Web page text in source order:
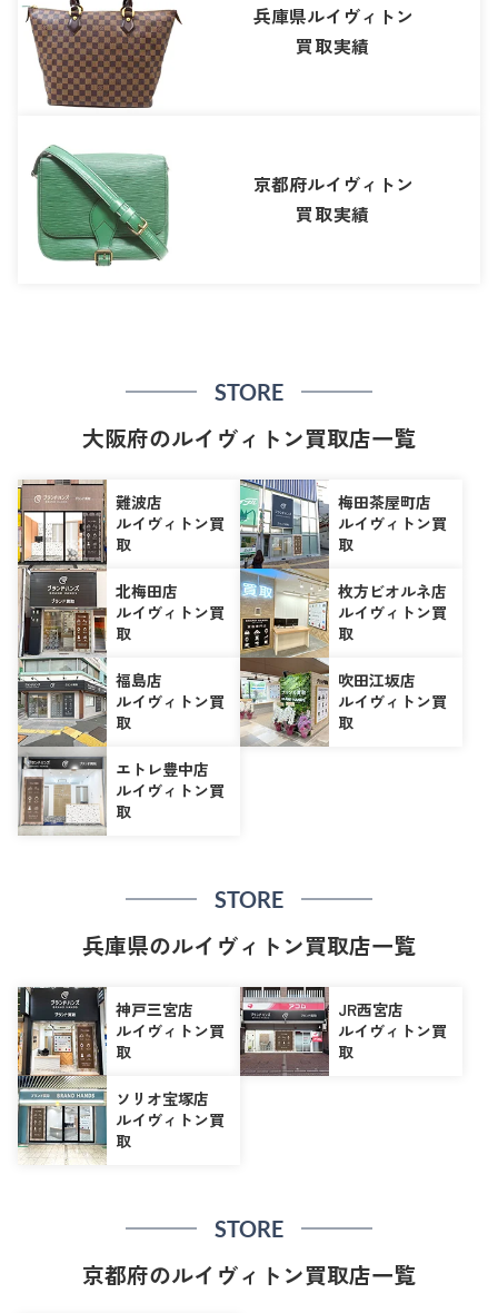
兵庫県ルイヴィトン
買取実績
京都府ルイヴィトン
買取実績
STORE
大阪府のルイヴィトン買取店一覧
難波店
ルイヴィトン買
取
梅田茶屋町店
ルイヴィトン買
取
北梅田店
ルイヴィトン買
取
枚方ビオルネ店
ルイヴィトン買
取
福島店
ルイヴィトン買
取
吹田江坂店
ルイヴィトン買
取
エトレ豊中店
ルイヴィトン買
取
STORE
兵庫県のルイヴィトン買取店一覧
神戸三宮店
ルイヴィトン買
取
JR西宮店
ルイヴィトン買
取
ソリオ宝塚店
ルイヴィトン買
取
STORE
京都府のルイヴィトン買取店一覧